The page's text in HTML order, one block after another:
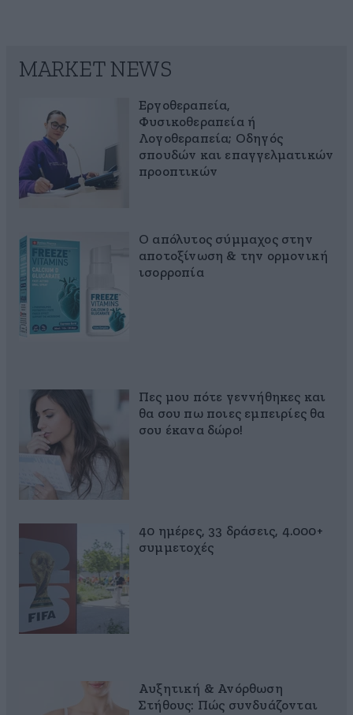
MARKET NEWS
Εργοθεραπεία,
Φυσικοθεραπεία ή
Λογοθεραπεία; Οδηγός
σπουδών και επαγγελματικών
προοπτικών
Ο απόλυτος σύμμαχος στην
αποτοξίνωση & την ορμονική
ισορροπία
Πες μου πότε γεννήθηκες και
θα σου πω ποιες εμπειρίες θα
σου έκανα δώρο!
40 ημέρες, 33 δράσεις, 4.000+
συμμετοχές
Αυξητική & Ανόρθωση
Στήθους: Πώς συνδυάζονται